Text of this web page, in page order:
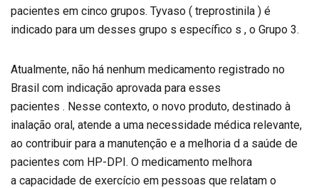
pacientes em cinco grupos. Tyvaso ( treprostinila ) é
indicado para um desses grupo s específico s , o Grupo 3.
Atualmente, não há nenhum medicamento registrado no
Brasil com indicação aprovada para esses
pacientes . Nesse contexto, o novo produto, destinado à
inalação oral, atende a uma necessidade médica relevante,
ao contribuir para a manutenção e a melhoria d a saúde de
pacientes com HP-DPI. O medicamento melhora
a capacidade de exercício em pessoas que relatam o